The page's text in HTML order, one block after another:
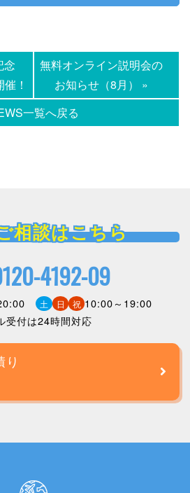
念
！
一覧へ戻る
無料オンライン説明会の
お知らせ（8月） »
相談はこちら
4192-09
20:00 土 日 祝 10:00～19:00
受付は24時間対応